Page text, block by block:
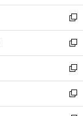
ウ
で
開
く
ン
ド
ウ
で
開
く
新
し
い
ウ
ィ
ン
ド
ウ
新
し
い
ウ
ィ
ン
新
し
い
ウ
新
し